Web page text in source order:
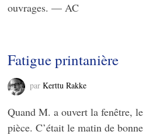
ouvrages. — AC
Fatigue printanière
parKerttu Rakke
Quand M. a ouvert la fenêtre,
pièce. C’était le matin de